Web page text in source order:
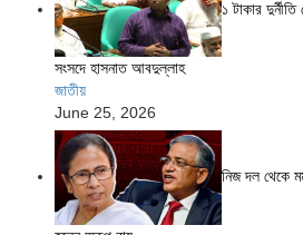
১ টাকার
সংসদে হাসনাত আবদুল্লাহ
জাতীয়
June 25, 2026
নিজ দল থেকে